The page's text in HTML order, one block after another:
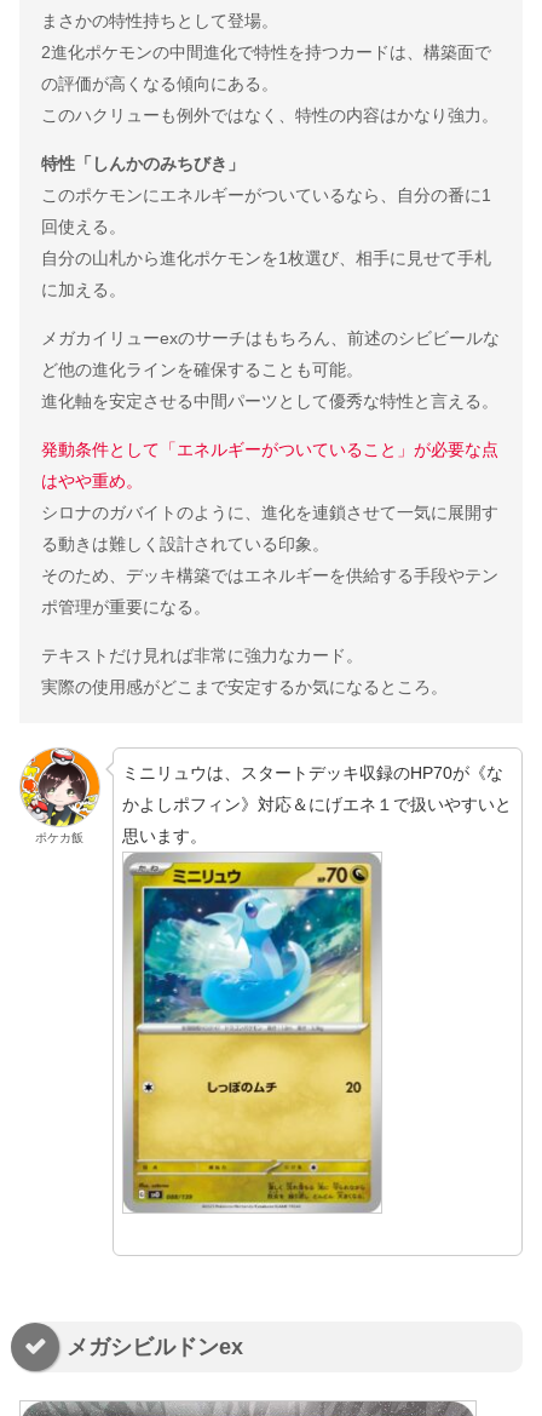
まさかの特性持ちとして登場。
2進化ポケモンの中間進化で特性を持つカードは、構築面で
の評価が高くなる傾向にある。
このハクリューも例外ではなく、特性の内容はかなり強力。
特性「しんかのみちびき」
このポケモンにエネルギーがついているなら、自分の番に1
回使える。
自分の山札から進化ポケモンを1枚選び、相手に見せて手札
に加える。
メガカイリューexのサーチはもちろん、前述のシビビールな
ど他の進化ラインを確保することも可能。
進化軸を安定させる中間パーツとして優秀な特性と言える。
発動条件として「エネルギーがついていること」が必要な点
はやや重め。
シロナのガバイトのように、進化を連鎖させて一気に展開す
る動きは難しく設計されている印象。
そのため、デッキ構築ではエネルギーを供給する手段やテン
ポ管理が重要になる。
テキストだけ見れば非常に強力なカード。
実際の使用感がどこまで安定するか気になるところ。
ポケカ飯
ミニリュウは、スタートデッキ収録のHP70が《な
かよしポフィン》対応＆にげエネ１で扱いやすいと
思います。
メガシビルドンex